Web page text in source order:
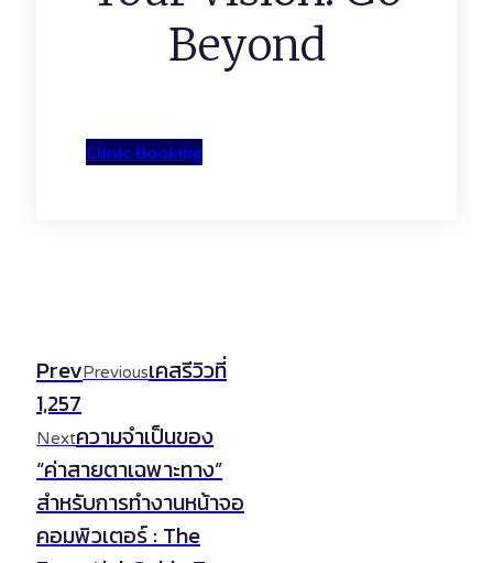
Beyond
Clinic Booking
PrevPreviousเคสรีวิวที่
1,257
Nextความจำเป็นของ
“ค่าสายตาเฉพาะทาง”
สำหรับการทำงานหน้าจอ
คอมพิวเตอร์ : The